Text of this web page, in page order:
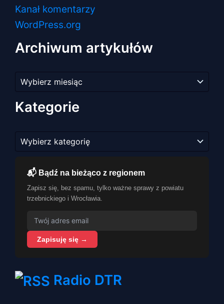
Kanał komentarzy
WordPress.org
Archiwum artykułów
artykułów
Kategorie
📬 Bądź na bieżąco z regionem
Zapisz się, bez spamu, tylko ważne sprawy z powiatu
trzebnickiego i Wrocławia.
Zapisuję się →
Radio DTR